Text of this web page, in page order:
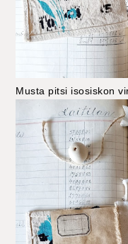
Musta pitsi isosiskon